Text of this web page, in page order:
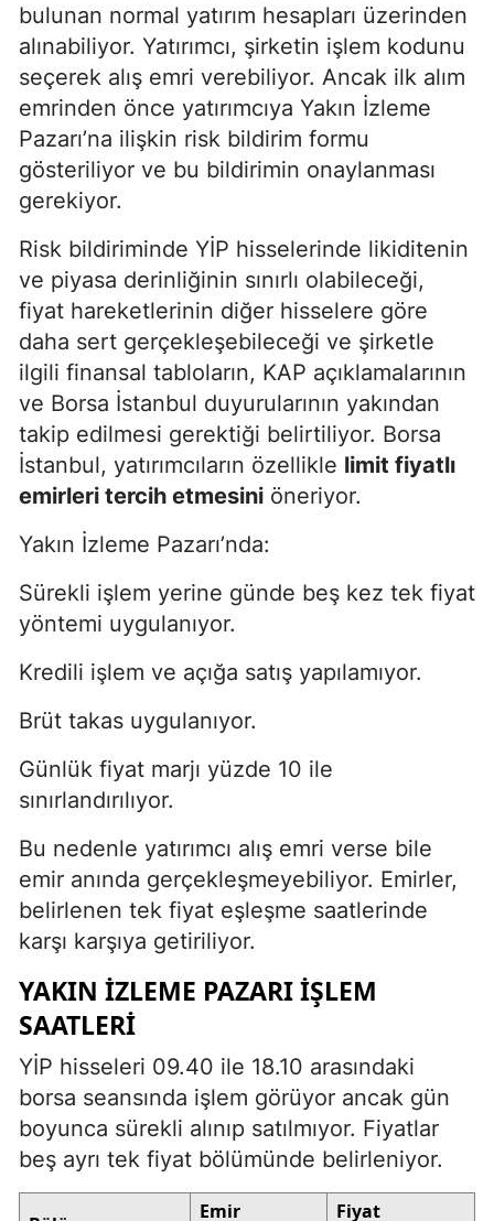
bulunan normal yatırım hesapları üzerinden
alınabiliyor. Yatırımcı, şirketin işlem kodunu
seçerek alış emri verebiliyor. Ancak ilk alım
emrinden önce yatırımcıya Yakın İzleme
Pazarı’na ilişkin risk bildirim formu
gösteriliyor ve bu bildirimin onaylanması
gerekiyor.
Risk bildiriminde YİP hisselerinde likiditenin
ve piyasa derinliğinin sınırlı olabileceği,
fiyat hareketlerinin diğer hisselere göre
daha sert gerçekleşebileceği ve şirketle
ilgili finansal tabloların, KAP açıklamalarının
ve Borsa İstanbul duyurularının yakından
takip edilmesi gerektiği belirtiliyor. Borsa
İstanbul, yatırımcıların özellikle limit fiyatlı
emirleri tercih etmesini öneriyor.
Yakın İzleme Pazarı’nda:
Sürekli işlem yerine günde beş kez tek fiyat
yöntemi uygulanıyor.
Kredili işlem ve açığa satış yapılamıyor.
Brüt takas uygulanıyor.
Günlük fiyat marjı yüzde 10 ile
sınırlandırılıyor.
Bu nedenle yatırımcı alış emri verse bile
emir anında gerçekleşmeyebiliyor. Emirler,
belirlenen tek fiyat eşleşme saatlerinde
karşı karşıya getiriliyor.
YAKIN İZLEME PAZARI IŞLEM
SAATLERI
YİP hisseleri 09.40 ile 18.10 arasındaki
borsa seansında işlem görüyor ancak gün
boyunca sürekli alınıp satılmıyor. Fiyatlar
beş ayrı tek fiyat bölümünde belirleniyor.
Emir Fiyat